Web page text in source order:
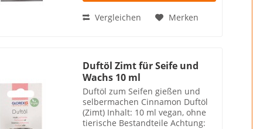
Vergleichen Merken
Duftöl Zimt für Seife und
Wachs 10 ml
Duftöl zum Seifen gießen und
selbermachen Cinnamon Duftöl
(Zimt) Inhalt: 10 ml vegan, ohne
tierische Bestandteile Achtung: